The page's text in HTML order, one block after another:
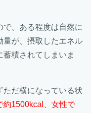
、ある程度は自然に
量が、摂取したエネル
積されてしまいま
ただ横になっている状
約1500kcal、女性で